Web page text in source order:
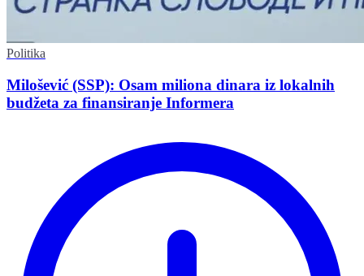
Politika
Milošević (SSP): Osam miliona dinara iz lokalnih
budžeta za finansiranje Informera